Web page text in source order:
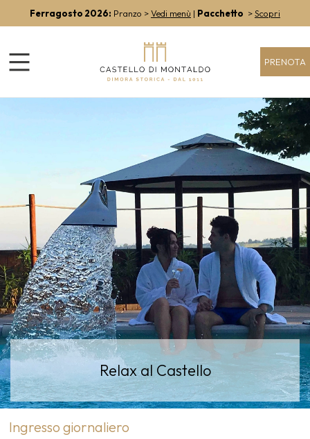
Ferragosto 2026: Pranzo >Vedi menù | Pacchetto >Scopri
PRENOTA
Relax al Castello
Ingresso giornaliero